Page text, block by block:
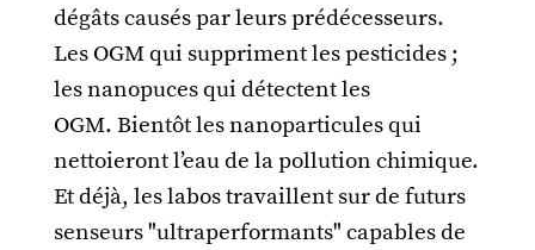
dégâts causés par leurs prédécesseurs.
Les OGM qui suppriment les pesticides ;
les nanopuces qui détectent les
OGM. Bientôt les nanoparticules qui
nettoieront l’eau de la pollution chimique.
Et déjà, les labos travaillent sur de futurs
senseurs "ultraperformants" capables de